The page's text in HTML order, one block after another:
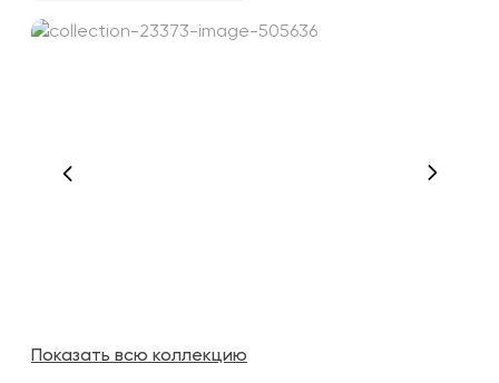
Показать всю коллекцию